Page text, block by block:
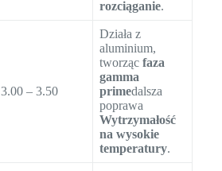
rozciąganie.
3.00 – 3.50
Działa z
aluminium,
tworząc faza
gamma
primedalsza
poprawa
Wytrzymałość
na wysokie
temperatury.